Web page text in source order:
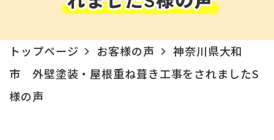
トップページ お客様の声
神奈川県大和
市 外壁塗装・屋根重ね葺き工事をされましたS
様の声